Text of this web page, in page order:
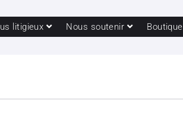
litigieux Nous soutenir Boutique